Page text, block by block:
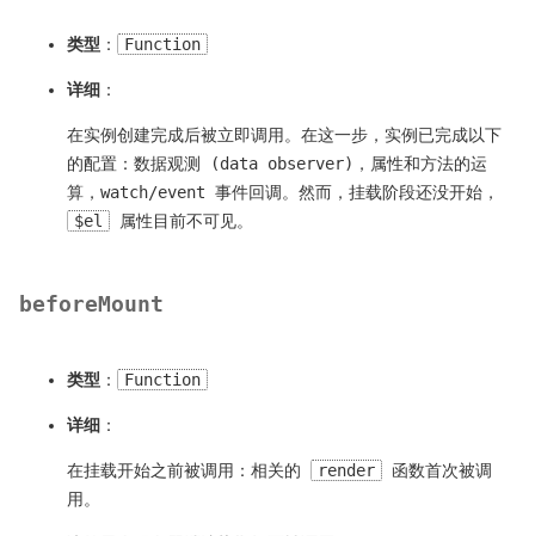
类型 ： Function
详细 ：
在实例创建完成后被立即调用。在这一步，实例已完成以下
的配置：数据观测 (data observer)，属性和方法的运
算，watch/event 事件回调。然而，挂载阶段还没开始，
$el
属性目前不可见。
beforeMount
类型 ： Function
详细 ：
在挂载开始之前被调用：相关的 render
函数首次被调
用。